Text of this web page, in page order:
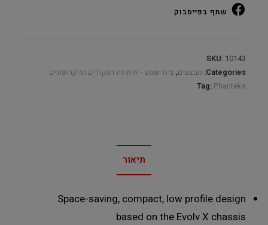
Speakersשתף בפייסבוק
SKU: 10143
Categories: מבצעים, ציוד שמע - אוזניות רמקולים ומיקרופונים
Tag: Phanteks
תיאור
Space-saving, compact, low profile design
based on the Evolv X chassis